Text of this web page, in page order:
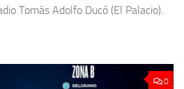
Tomás Adolfo Ducó (El Palacio).
0